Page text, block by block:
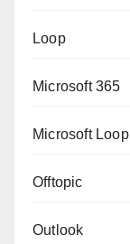
Loop
Microsoft 365
Microsoft Loop
Offtopic
Outlook